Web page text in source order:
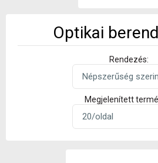
Optikai
Rendezés:
Megjelenített